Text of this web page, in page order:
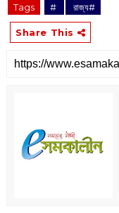
Tags ‌# ‌ রাজ্য#
Share This